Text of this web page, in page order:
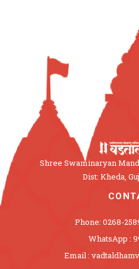
Shree Swaminaryan
Dist: Kheda,
Phone: 0268-
WhatsApp :
Email :